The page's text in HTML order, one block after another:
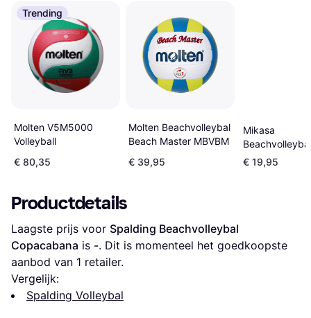
Trending
Molten V5M5000
Volleyball
€ 80,35
Molten Beachvolleybal
Beach Master MBVBM
€ 39,95
Mikasa
Feeling
€ 19,95
Productdetails
Laagste prijs voor Spalding Beachvolleybal
Copacabana is -. Dit is momenteel het goedkoopste
aanbod van 1 retailer.
Vergelijk:
Spalding Volleybal